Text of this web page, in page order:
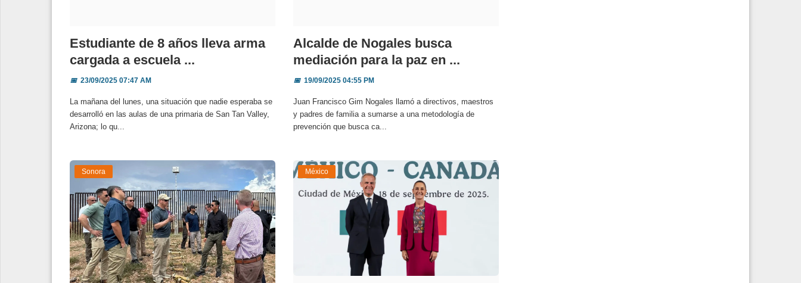
Estudiante de 8 años lleva arma
cargada a escuela ...
📅23/09/2025 07:47 AM
La mañana del lunes, una situación que nadie esperaba se
desarrolló en las aulas de una primaria de San Tan Valley,
Arizona; lo qu...
Alcalde de Nogales busca
mediación para la paz en ...
📅19/09/2025 04:55 PM
Juan Francisco Gim Nogales llamó a directivos, maestros
y padres de familia a sumarse a una metodología de
prevención que busca ca...
Sonora México